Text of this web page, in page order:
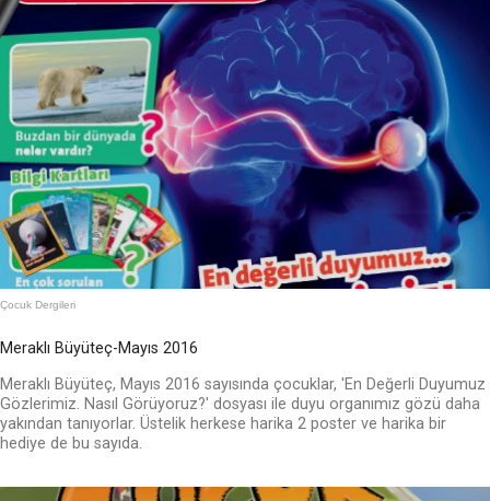
Çocuk Dergileri
Meraklı Büyüteç-Mayıs 2016
Meraklı Büyüteç, Mayıs 2016 sayısında çocuklar, 'En Değerli Duyumuz
Gözlerimiz. Nasıl Görüyoruz?' dosyası ile duyu organımız gözü daha
yakından tanıyorlar. Üstelik herkese harika 2 poster ve harika bir
hediye de bu sayıda.